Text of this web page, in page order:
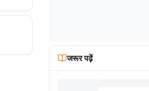
जरूर पढ़ें